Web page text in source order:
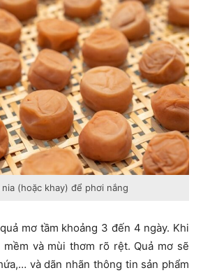
(hoặc khay) để phơi nắng
mơ tầm khoảng 3 đến 4 ngày. Khi
và mùi thơm rõ rệt. Quả mơ sẽ
và dãn nhãn thông tin sản phẩm